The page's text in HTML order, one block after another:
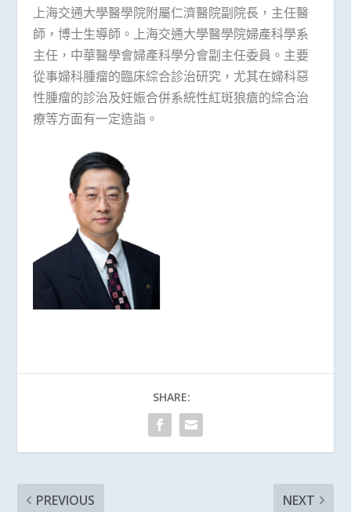
上海交通大學醫學院附屬仁濟醫院副院長，主任醫
師，博士生導師。上海交通大學醫學院婦產科學系
主任，中華醫學會婦產科學分會副主任委員。主要
從事婦科腫瘤的臨床綜合診治研究，尤其在婦科惡
性腫瘤的診治及妊娠合併系統性紅斑狼瘡的綜合治
療等方面有一定造詣。
SHARE:
PREVIOUS NEXT